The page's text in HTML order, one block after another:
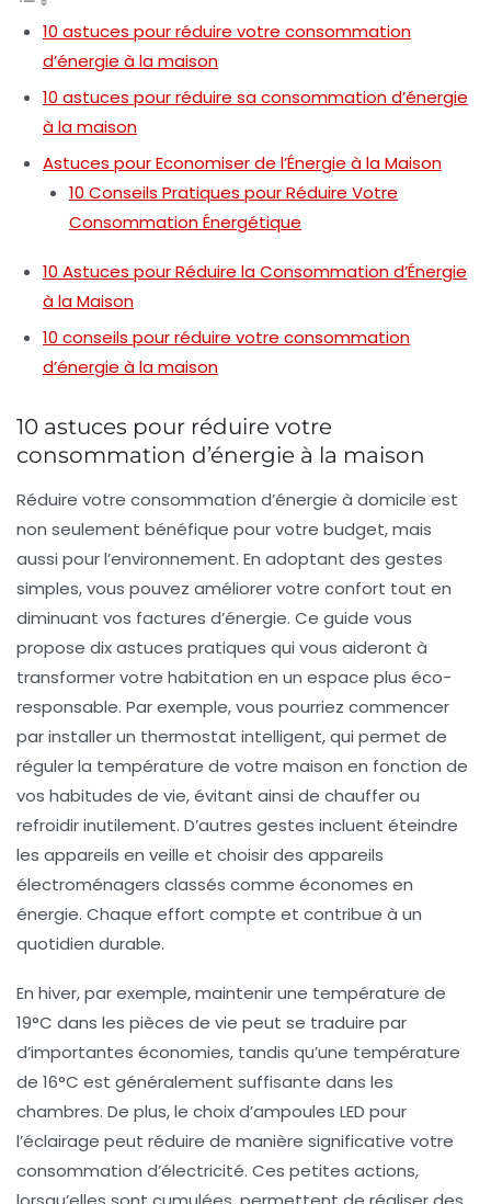
10 astuces pour réduire votre consommation
d’énergie à la maison
10 astuces pour réduire sa consommation d’énergie
à la maison
Astuces pour Economiser de l’Énergie à la Maison
10 Conseils Pratiques pour Réduire Votre
Consommation Énergétique
10 Astuces pour Réduire la Consommation d’Énergie
à la Maison
10 conseils pour réduire votre consommation
d’énergie à la maison
10 astuces pour réduire votre
consommation d’énergie à la maison
Réduire votre consommation d’énergie à domicile est
non seulement bénéfique pour votre budget, mais
aussi pour l’environnement. En adoptant des gestes
simples, vous pouvez améliorer votre confort tout en
diminuant vos factures d’énergie. Ce guide vous
propose dix astuces pratiques qui vous aideront à
transformer votre habitation en un espace plus éco-
responsable. Par exemple, vous pourriez commencer
par installer un thermostat intelligent, qui permet de
réguler la température de votre maison en fonction de
vos habitudes de vie, évitant ainsi de chauffer ou
refroidir inutilement. D’autres gestes incluent éteindre
les appareils en veille et choisir des appareils
électroménagers classés comme économes en
énergie. Chaque effort compte et contribue à un
quotidien durable.
En hiver, par exemple, maintenir une température de
19°C dans les pièces de vie peut se traduire par
d’importantes économies, tandis qu’une température
de 16°C est généralement suffisante dans les
chambres. De plus, le choix d’ampoules LED pour
l’éclairage peut réduire de manière significative votre
consommation d’électricité. Ces petites actions,